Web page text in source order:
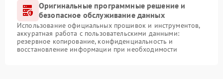
Оригинальные программные решение и
безопасное обслуживание данных
Использование официальных прошивок и инструментов,
аккуратная работа с пользовательскими данными:
резервное копирование, конфиденциальность и
восстановление информации при необходимости